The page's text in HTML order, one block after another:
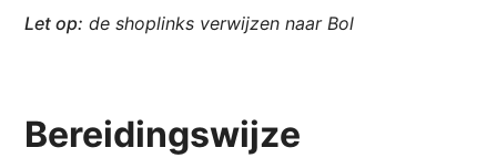
Let op: de shoplinks verwijzen naar Bol
Bereidingswijze